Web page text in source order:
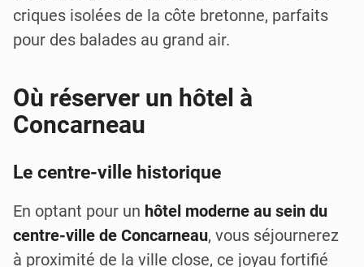
criques isolées de la côte bretonne, parfaits
pour des balades au grand air.
Où réserver un hôtel à
Concarneau
Le centre-ville historique
En optant pour un hôtel moderne au sein du
centre-ville de Concarneau, vous séjournerez
à proximité de la ville close, ce joyau fortifié